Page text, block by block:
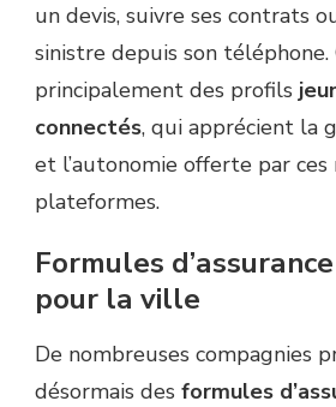
un devis, suivre ses contrats
sinistre depuis son
principalement des profils
connectés, qui apprécient la
et l’autonomie offerte par ces
plateformes.
Formules
pour la ville
De nombreuses compagnies
désormais des formules